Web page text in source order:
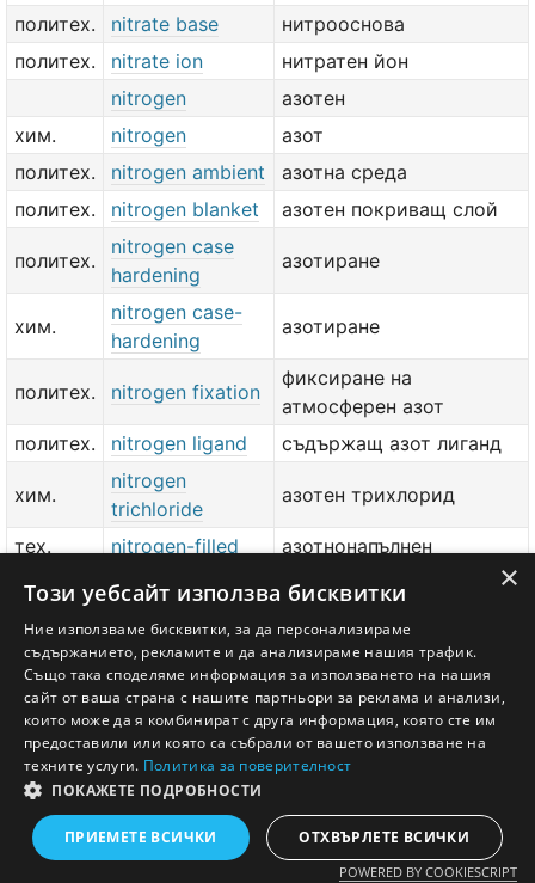
политех.
nitrate base
нитрооснова
политех.
nitrate ion
нитратен йон
nitrogen
азотен
хим.
nitrogen
азот
политех.
nitrogen ambient
азотна среда
политех.
nitrogen blanket азотен покриващ слой
политех.
nitrogen case
hardening
азотиране
хим.
nitrogen case-
hardening
азотиране
политех. nitrogen fixation
фиксиране на
атмосферен азот
политех.
nitrogen ligand съдържащ азот лиганд
хим.
nitrogen
trichloride
азотен трихлорид
тех. nitrogen-filled
азотнонапълнен
биол.
nitrogen-fixing
азотфиксиращ
хим.
nitrogen-free
хим.
silver nitrate сребърен нитрат
добави значение или преводтук
Английско - Български речник © Ezikov.com
Условия
Контакти Панел
×
Този уебсайт използва бисквитки
Ние използваме бисквитки, за да персонализираме
съдържанието, рекламите и да анализираме нашия трафик.
Също така споделяме информация за използването на нашия
сайт от ваша страна с нашите партньори за реклама и анализи,
които може да я комбинират с друга информация, която сте им
предоставили или която са събрали от вашето използване на
техните услуги. Политика за поверителност
ПОКАЖЕТЕ ПОДРОБНОСТИ
ПРИЕМЕТЕ ВСИЧКИ ОТХВЪРЛЕТЕ ВСИЧКИ
POWERED BY COOKIESCRIPT